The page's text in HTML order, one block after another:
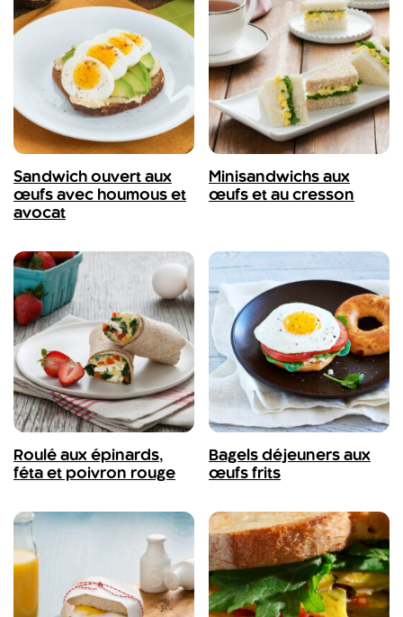
Sandwich ouvert aux
œufs avec houmous et
avocat
Minisandwichs aux
œufs et au cresson
Roulé aux épinards,
féta et poivron rouge
Bagels déjeuners aux
œufs frits